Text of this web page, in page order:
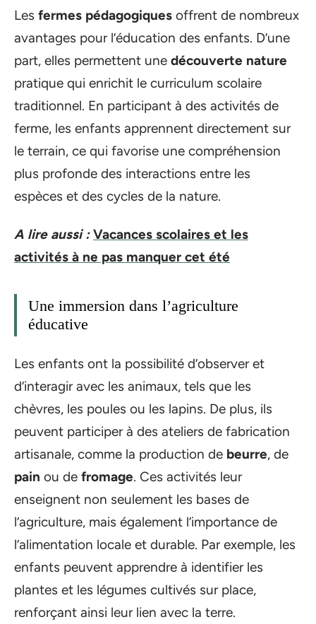
Les fermes pédagogiques offrent de nombreux
avantages pour l’éducation des enfants. D’une
part, elles permettent une découverte nature
pratique qui enrichit le curriculum scolaire
traditionnel. En participant à des activités de
ferme, les enfants apprennent directement sur
le terrain, ce qui favorise une compréhension
plus profonde des interactions entre les
espèces et des cycles de la nature.
A lire aussi : Vacances scolaires et les
activités à ne pas manquer cet été
Une immersion dans l’agriculture
éducative
Les enfants ont la possibilité d’observer et
d’interagir avec les animaux, tels que les
chèvres, les poules ou les lapins. De plus, ils
peuvent participer à des ateliers de fabrication
artisanale, comme la production de beurre, de
pain ou de fromage. Ces activités leur
enseignent non seulement les bases de
l’agriculture, mais également l’importance de
l’alimentation locale et durable. Par exemple, les
enfants peuvent apprendre à identifier les
plantes et les légumes cultivés sur place,
renforçant ainsi leur lien avec la terre.